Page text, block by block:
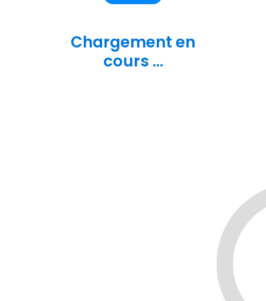
Chargement en
cours ...